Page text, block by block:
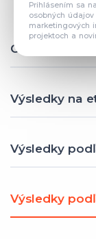
Prihlásením sa
osobných
marketingových
projektoch a
Celkové
Výsledky na
Výsledky
Výsledky